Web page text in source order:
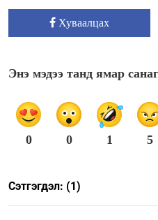
Хуваалцах
Энэ мэдээ танд ямар
0 0 1 5
Сэтгэгдэл: (1)